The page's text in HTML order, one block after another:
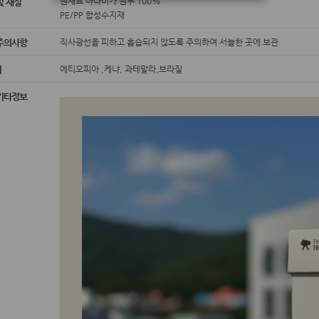
PE/PP 합성수지재
의사항 직사광선을 피하고 흡습되지 않도록 주의하여 서늘한 곳에 보관
에티오피아 ,케냐, 과테말라,브라질
타정보